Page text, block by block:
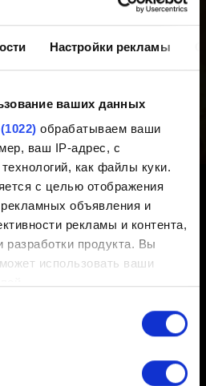
Настройки рекламы
ваших данных
обрабатываем ваши
ваш IP-адрес, с
как файлы куки.
с целью отображения
объявления и
рекламы и контента,
разработки продукта. Вы
использовать ваши
хотели бы:
с возможной
метров
после выполнения